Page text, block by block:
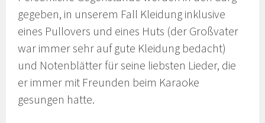
gegeben, in unserem Fall Kleidung inklusive
eines Pullovers und eines Huts (der Großvater
war immer sehr auf gute Kleidung bedacht)
und Notenblätter für seine liebsten Lieder, die
er immer mit Freunden beim Karaoke
gesungen hatte.